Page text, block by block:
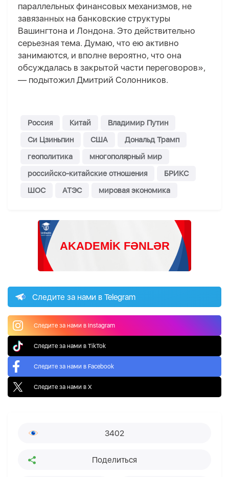
параллельных финансовых механизмов, не
завязанных на банковские структуры
Вашингтона и Лондона. Это действительно
серьезная тема. Думаю, что ею активно
занимаются, и вполне вероятно, что она
обсуждалась в закрытой части переговоров»,
— подытожил Дмитрий Солонников.
Россия Китай
Владимир Путин
Си Цзиньпин
США
Дональд Трамп
геополитика
многополярный мир
российско-китайские отношения
БРИКС
ШОС
АТЭС мировая экономика
Следите за нами в Telegram
Следите за нами в Instagram
Следите за нами в TikTok
Следите за нами в Facebook
Следите за нами в X
3402
Поделиться